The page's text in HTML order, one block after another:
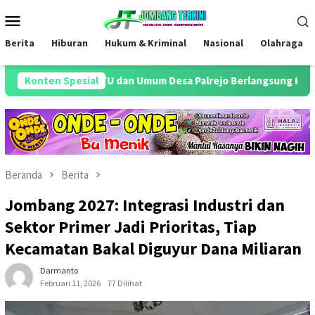
ke
kontenMobile
Berita Hiburan Hukum & Kriminal Nasional Olahraga
Konten Spesial
TU dan Umum Desa Palrejo Berlangsung Khidmat
Beranda Berita
Jombang 2027: Integrasi Industri dan
Sektor Primer Jadi Prioritas, Tiap
Kecamatan Bakal Diguyur Dana Miliaran
Darmanto
Februari 11, 2026
77 Dilihat